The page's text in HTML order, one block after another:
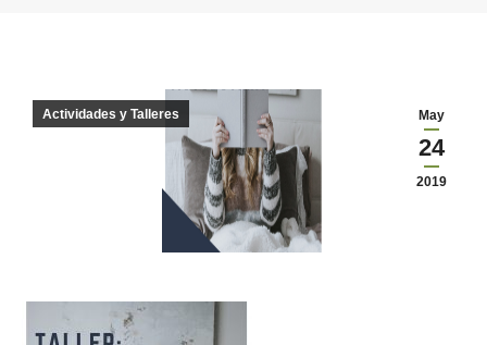
May
24
2019
Actividades y Talleres